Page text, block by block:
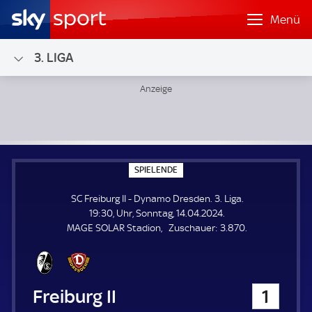
Menü
3. LIGA
SPIELENDE
P
E
L
E
N
SC Freiburg II - Dynamo Dresden. 3. Liga.
19:30, Uhr, Sonntag, 14.04.2024.
MAGE SOLAR Stadion
Zuschauer: Z
3.870.
SC Freiburg II 1